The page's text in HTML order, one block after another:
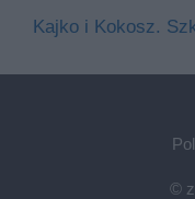
Kajko i Kokosz.
©